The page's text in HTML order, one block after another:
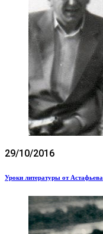
29/10/2016
Уроки литературы от Астафьева